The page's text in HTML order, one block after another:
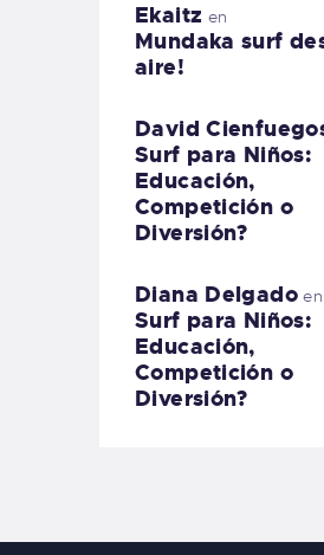
Ekaitz en
Mundaka surf
aire!
David
Surf para Niños:
Educación,
Competición o
Diversión?
Diana Delgadoen
Surf para Niños:
Educación,
Competición o
Diversión?